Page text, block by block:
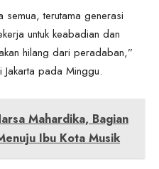
semua, terutama generasi
untuk keabadian dan
hilang dari peradaban,”
pada Minggu.
Mahardika, Bagian
Ibu Kota Musik